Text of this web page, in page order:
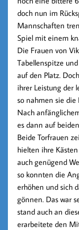
doch nun im
Mannschaften
Spiel mit einem
Die Frauen von
Tabellenspitze
auf den Platz.
ihrer Leistung der
so nahmen sie die
Nach
es dann auf
Beide Torfrauen
hielten ihre
auch genügend
so konnten die
erhöhen und sich
gönnen. Das war
stand auch an
erarbeitete den